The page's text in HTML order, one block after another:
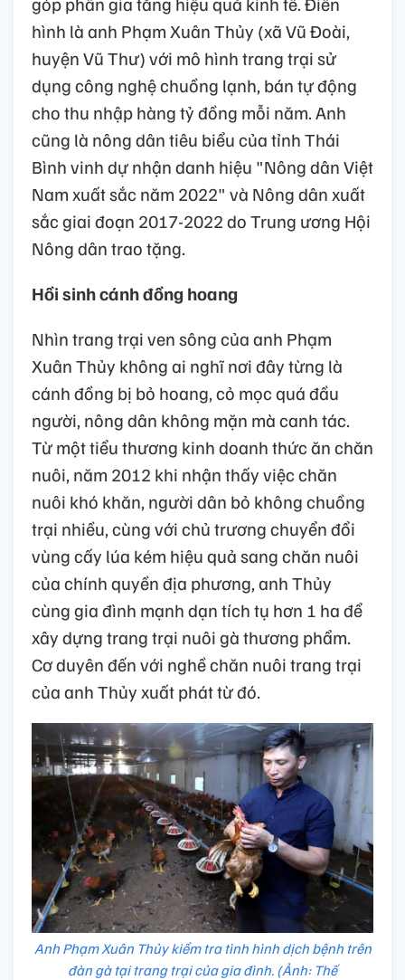
hình là anh Phạm Xuân Thủy (xã Vũ Đoài,
huyện Vũ Thư) với mô hình trang trại sử
dụng công nghệ chuồng lạnh, bán tự động
cho thu nhập hàng tỷ đồng mỗi năm. Anh
cũng là nông dân tiêu biểu của tỉnh Thái
Bình vinh dự nhận danh hiệu "Nông dân Việt
Nam xuất sắc năm 2022" và Nông dân xuất
sắc giai đoạn 2017-2022 do Trung ương Hội
Nông dân trao tặng.
Hồi sinh cánh đồng hoang
Nhìn trang trại ven sông của anh Phạm
Xuân Thủy không ai nghĩ nơi đây từng là
cánh đồng bị bỏ hoang, cỏ mọc quá đầu
người, nông dân không mặn mà canh tác.
Từ một tiểu thương kinh doanh thức ăn chăn
nuôi, năm 2012 khi nhận thấy việc chăn
nuôi khó khăn, người dân bỏ không chuồng
trại nhiều, cùng với chủ trương chuyển đổi
vùng cấy lúa kém hiệu quả sang chăn nuôi
của chính quyền địa phương, anh Thủy
cùng gia đình mạnh dạn tích tụ hơn 1 ha để
xây dựng trang trại nuôi gà thương phẩm.
Cơ duyên đến với nghề chăn nuôi trang trại
của anh Thủy xuất phát từ đó.
Anh Phạm Xuân Thủy kiểm tra tình hình dịch bệnh trên
đàn gà tại trang trại của gia đình. (Ảnh: Thế